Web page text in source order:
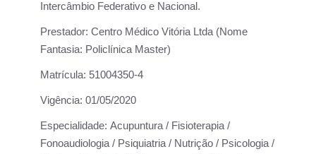
Intercâmbio Federativo e Nacional.
Prestador: Centro Médico Vitória Ltda (Nome
Fantasia: Policlínica Master)
Matrícula: 51004350-4
Vigência: 01/05/2020
Especialidade: Acupuntura / Fisioterapia /
Fonoaudiologia / Psiquiatria / Nutrição / Psicologia /